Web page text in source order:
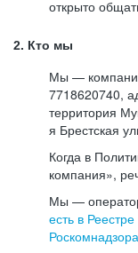
открыто
2. Кто мы
Мы —
7718620740,
территория
я Брестская
Когда в
компания»,
Мы —
есть в
Роскомнадзора